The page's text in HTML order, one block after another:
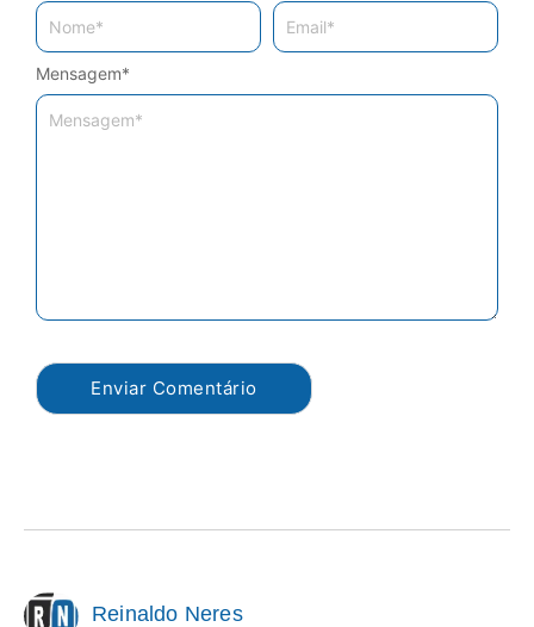
Mensagem*
Reinaldo Neres